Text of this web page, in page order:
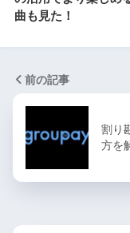
曲も見た！
前の記事
割り
方を